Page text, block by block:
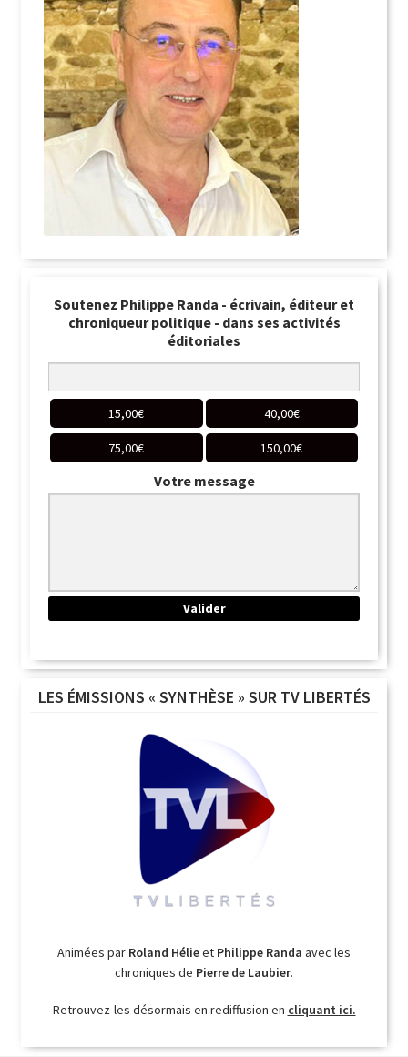
Soutenez Philippe Randa - écrivain, éditeur et
chroniqueur politique - dans ses activités
éditoriales
15,00€ 40,00€
75,00€ 150,00€
Votre message
LES ÉMISSIONS « SYNTHÈSE » SUR TV LIBERTÉS
Animées par Roland Hélieet Philippe Randa avec les
chroniques de Pierre de Laubier.
Retrouvez-les désormais en rediffusion en cliquant ici.